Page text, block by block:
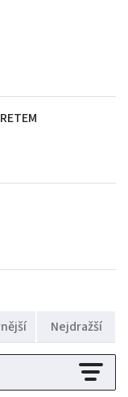
Nejdražší